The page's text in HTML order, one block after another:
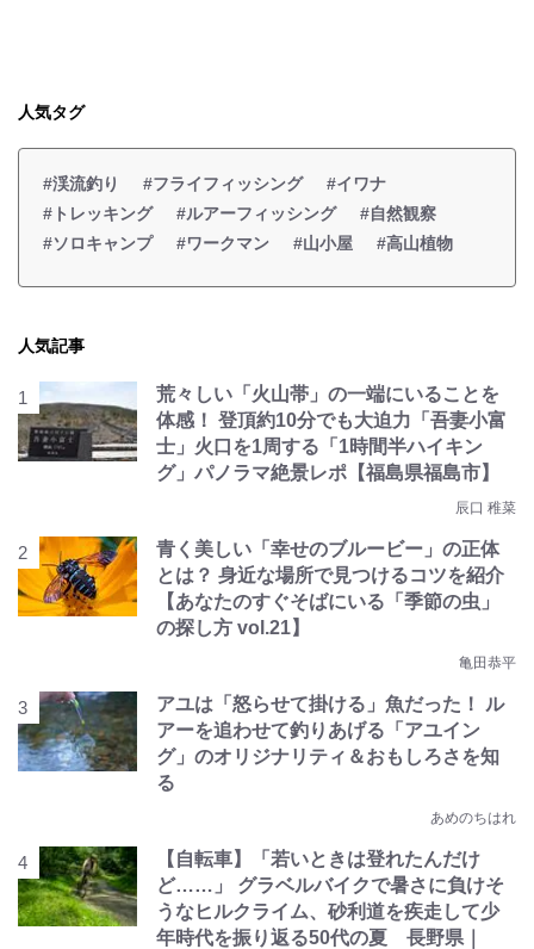
人気タグ
#渓流釣り #フライフィッシング
#イワナ
#トレッキング
#ルアーフィッシング
#自然観察
#ソロキャンプ
#ワークマン #山小屋 #高山植物
人気記事
荒々しい「火山帯」の一端にいることを
体感！ 登頂約10分でも大迫力「吾妻小富
士」火口を1周する「1時間半ハイキン
グ」パノラマ絶景レポ【福島県福島市】
辰口 稚菜
青く美しい「幸せのブルービー」の正体
とは？ 身近な場所で見つけるコツを紹介
【あなたのすぐそばにいる「季節の虫」
の探し方 vol.21】
亀田恭平
アユは「怒らせて掛ける」魚だった！ ル
アーを追わせて釣りあげる「アユイン
グ」のオリジナリティ＆おもしろさを知
る
あめのちはれ
【自転車】「若いときは登れたんだけ
ど……」 グラベルバイクで暑さに負けそ
うなヒルクライム、砂利道を疾走して少
年時代を振り返る50代の夏 長野県｜